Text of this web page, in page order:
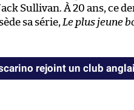
Sullivan. À 20 ans, ce
sa série, Le plus jeune
rejoint un club